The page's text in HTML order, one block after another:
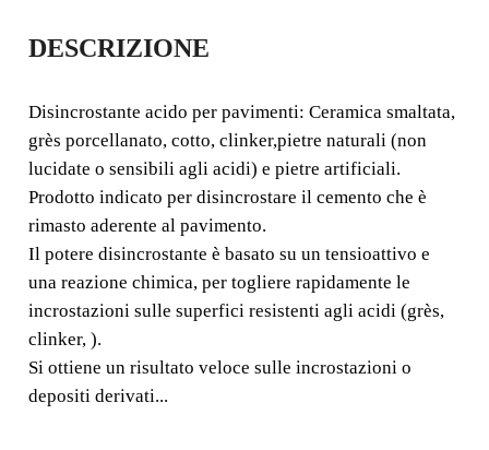
CERA PER
MATERIALI NON
POROSI
Disincrostante acido per pavimenti: Ceramica smaltata,
grès porcellanato, cotto, clinker,pietre naturali (non
lucidate o sensibili agli acidi) e pietre artificiali.
DESCRIZIONE
Disincrostante acido per pavimenti: Ceramica smaltata,
grès porcellanato, cotto, clinker,pietre naturali (non
lucidate o sensibili agli acidi) e pietre artificiali.
Prodotto indicato per disincrostare il cemento che è
rimasto aderente al pavimento.
Il potere disincrostante è basato su un tensioattivo e
una reazione chimica, per togliere rapidamente le
incrostazioni sulle superfici resistenti agli acidi (grès,
clinker, ).
Si ottiene un risultato veloce sulle incrostazioni o
depositi derivati...